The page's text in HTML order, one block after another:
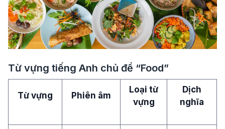
Từ vựng tiếng Anh chủ đề “Food”
Từ vựng Phiên âm
Loại từ
vựng
Dịch
nghĩa